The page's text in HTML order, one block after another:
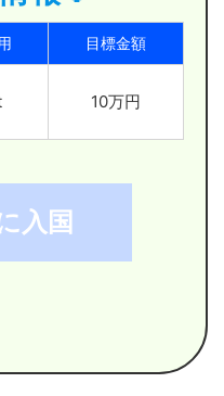
目標金額
10万円
入国